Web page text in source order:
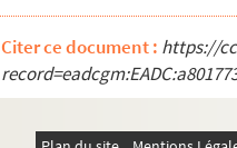
336-2. Lettre du maire à
Ms Granvelle 94. « Lettres
Ms Granvelle 95. « Lettres
Ms Granvelle 96. « Lettres
Citer ce document : https://